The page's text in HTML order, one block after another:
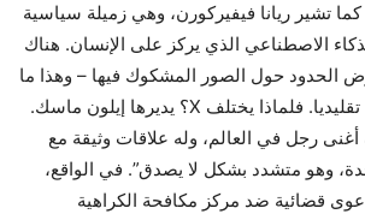
تشير ريانا فيفيركورن، وهي زميلة سياسية
الاصطناعي الذي يركز على الإنسان. هناك
الحدود حول الصور المشكوك فيها – وهذا ما
فعلته الصناعة المالية تقليديا. فلماذا يختلف X؟ يديرها إيلون ماسك.
أغنى رجل في العالم، وله علاقات وثيقة مع
وهو متشدد بشكل لا يصدق”. في الواقع،
قضائية ضد مركز مكافحة الكراهية